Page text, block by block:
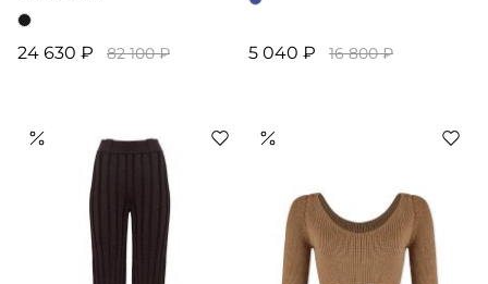
24 630 ₽ 82 100 ₽ 5 040 ₽ 16 800 ₽